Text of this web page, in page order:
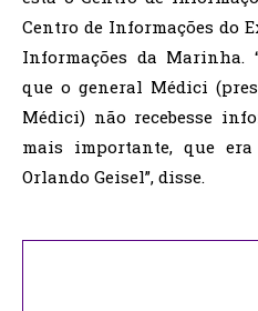
Centro de Informações do
Informações da Marinha.
que o general Médici
Médici) não recebesse
mais importante, que
Orlando Geisel”, disse.